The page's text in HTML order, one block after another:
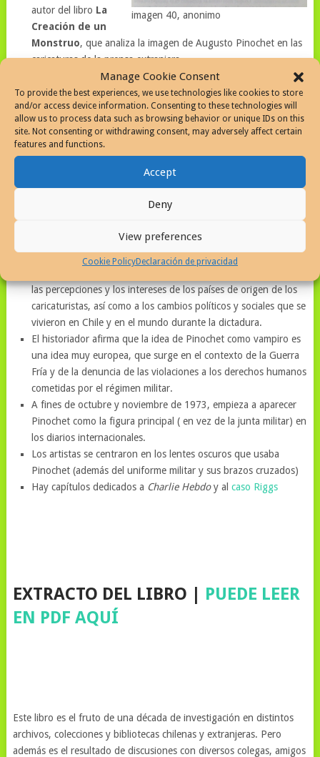
Manage Cookie Consent
To provide the best experiences, we use technologies like cookies to store
and/or access device information. Consenting to these technologies will
allow us to process data such as browsing behavior or unique IDs on this
site. Not consenting or withdrawing consent, may adversely affect certain
features and functions.
Accept
Deny
View preferences
Cookie PolicyDeclaración de privacidad
imagen 40, anonimo
autor del libro La
Creación de un
Monstruo, que analiza la imagen de Augusto Pinochet en las
caricaturas de la prensa extranjera.
Es publicado por la editorialUniversidad Alberto Hurtado
El origen del libro se da porque mientras investiga para un
ensayo sobre economía se topa en los diarios constantemente
estas caricaturas acerca de Pinochet
El libro se basa en una investigación de más de 500 caricaturas
publicadas entre 1973 y 1990 en medios de Europa y Estados
Unidos, que representaron a Pinochet como un monstruo, un
villano,,un tirano, un vampiro y en animalidad como gorila,
hiena, dragón o un cerdo. Ha tomado 10 años la culminación y
pudo publicar un 15 % de lo que encontré”,
las percepciones y los intereses de los países de origen de los
caricaturistas, así como a los cambios políticos y sociales que se
vivieron en Chile y en el mundo durante la dictadura.
El historiador afirma que la idea de Pinochet como vampiro es
una idea muy europea, que surge en el contexto de la Guerra
Fría y de la denuncia de las violaciones a los derechos humanos
cometidas por el régimen militar.
A fines de octubre y noviembre de 1973, empieza a aparecer
Pinochet como la figura principal ( en vez de la junta militar) en
los diarios internacionales.
Los artistas se centraron en los lentes oscuros que usaba
Pinochet (además del uniforme militar y sus brazos cruzados)
Hay capítulos dedicados a Charlie Hebdoy alcaso Riggs
EXTRACTO DEL LIBRO | PUEDE LEER
EN PDF AQUÍ
Este libro es el fruto de una década de investigación en distintos
archivos, colecciones y bibliotecas chilenas y extranjeras. Pero
además es el resultado de discusiones con diversos colegas, amigos